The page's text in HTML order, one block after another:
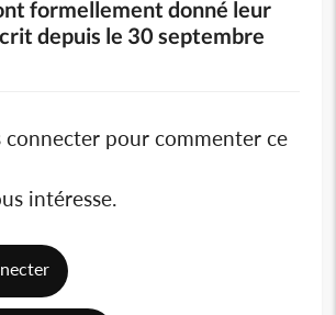
formellement donné leur
depuis le 30 septembre
connecter pour commenter ce
intéresse.